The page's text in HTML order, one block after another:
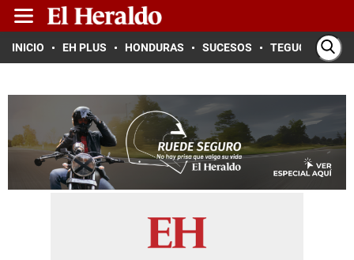
INICIO EH PLUS HONDURAS SUCESOS TEGUCIGALPA